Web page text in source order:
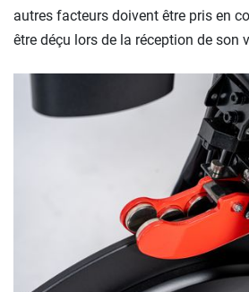
autres facteurs doivent être pris en
être déçu lors de la réception de son